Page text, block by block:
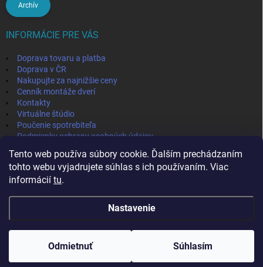
Tento web používa súbory cookie. Ďalším prechádzaním
tohto webu vyjadrujete súhlas s ich používaním. Viac
informácií tu.
Nastavenie
Odmietnuť Súhlasím
Archív
INFORMÁCIE PRE VÁS
Doprava tovaru a platba
Doprava v ČR
Nakupujte za najnižšie ceny
Cenník montáže dverí
Kontakty
Virtuálne štúdio
Poučenie spotrebiteľa
Podmienky ochrany osobných údajov
Obchodné podmienky
IVPA-OKNA - zmluvný partner
Vytvoril Shoptet
Copyright 2026 . Všetky práva vyhradené.